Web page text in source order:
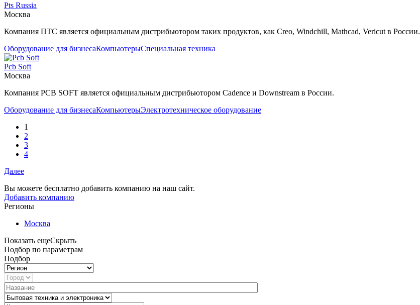
Pts Russia
Москва
Компания ПТС является официальным дистрибьютором таких продуктов, как Creo, Windchill, Mathcad, Vericut в России.
Оборудование для бизнесаКомпьютерыСпециальная техника
Pcb Soft
Москва
Компания PCB SOFT является официальным дистрибьютором Cadence и Downstream в России.
Оборудование для бизнесаКомпьютерыЭлектротехническое оборудование
1
2
3
4
Далее
Вы можете бесплатно добавить компанию на наш сайт.
Добавить компанию
Регионы
Москва
Показать ещеСкрыть
Подбор по параметрам
Подбор